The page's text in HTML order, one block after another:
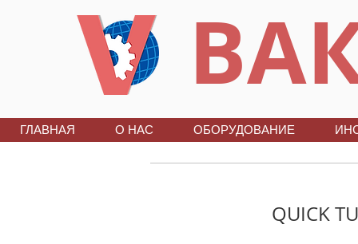
ГЛАВНАЯ О НАС ОБОРУДОВАНИЕ
QUICK